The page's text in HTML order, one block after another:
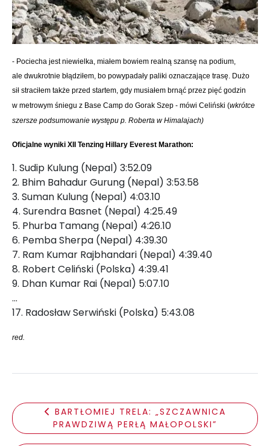
- Pociecha jest niewielka, miałem bowiem realną szansę na podium,
ale dwukrotnie błądziłem, bo powypadały paliki oznaczające trasę. Dużo
sił straciłem także przed startem, gdy musiałem brnąć przez pięć godzin
w metrowym śniegu z Base Camp do Gorak Szep - mówi Celiński (wkrótce
szersze podsumowanie występu p. Roberta w Himalajach)
Oficjalne wyniki XII Tenzing Hillary Everest Marathon:
1. Sudip Kulung (Nepal) 3:52.09
2. Bhim Bahadur Gurung (Nepal) 3:53.58
3. Suman Kulung (Nepal) 4:03.10
4. Surendra Basnet (Nepal) 4:25.49
5. Phurba Tamang (Nepal) 4:26.10
6. Pemba Sherpa (Nepal) 4:39.30
7. Ram Kumar Rajbhandari (Nepal) 4:39.40
8. Robert Celiński (Polska) 4:39.41
9. Dhan Kumar Rai (Nepal) 5:07.10
...
17. Radosław Serwiński (Polska) 5:43.08
red.
BARTŁOMIEJ TRELA: „SZCZAWNICA
PRAWDZIWĄ PERŁĄ MAŁOPOLSKI”